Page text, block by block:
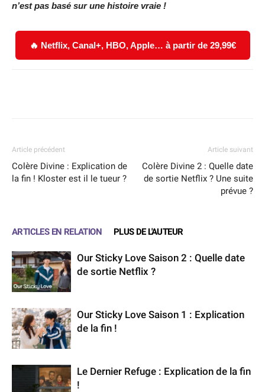
n’est pas basé sur une histoire vraie !
🔥 Netflix, Canal+, HBO, Apple… à partir de 29,99€
Article précédent
Colère Divine : Explication de
la fin ! Kloster est il le tueur ?
Article suivant
Colère Divine 2 : Quelle date
de sortie Netflix ? Une suite
prévue ?
ARTICLES EN RELATION PLUS DE L'AUTEUR
Our Sticky Love Saison 2 : Quelle date
de sortie Netflix ?
Our Sticky Love Saison 1 : Explication
de la fin !
Le Dernier Refuge : Explication de la fin
!